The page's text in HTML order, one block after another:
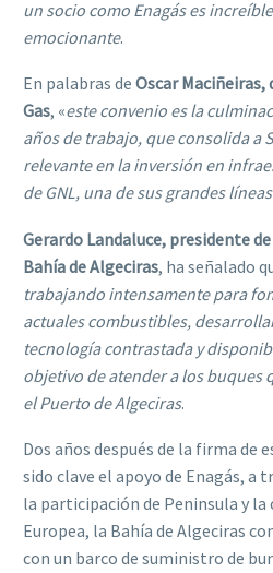
un socio como Enagás es
emocionante.
En palabras de Oscar
Gas, «este convenio es la
años de trabajo, que consolida a
relevante en la inversión en
de GNL, una de sus grandes
Gerardo Landaluce, presidente
Bahía de Algeciras, ha señalado
trabajando intensamente para
actuales combustibles,
tecnología contrastada y
objetivo de atender a los buques
el Puerto de Algeciras.
Dos años después de la firma de
sido clave el apoyo de Enagás, a
la participación de Peninsula y
Europea, la Bahía de Algeciras
con un barco de suministro de